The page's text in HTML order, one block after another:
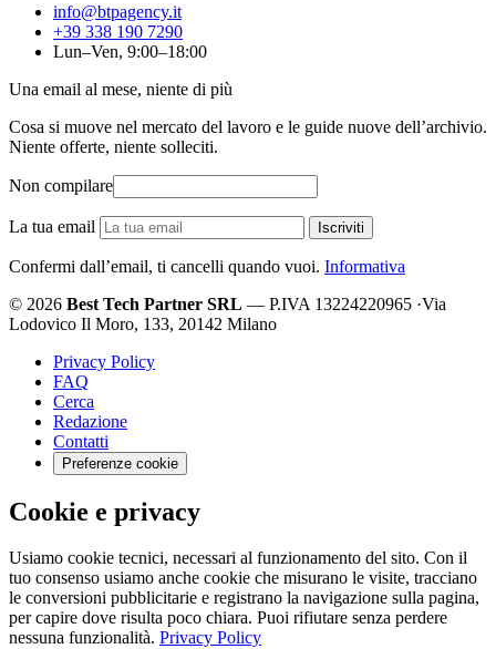
info@btpagency.it
+39 338 190 7290
Lun–Ven, 9:00–18:00
Una email al mese, niente di più
Cosa si muove nel mercato del lavoro e le guide nuove dell’archivio.
Niente offerte, niente solleciti.
Non compilare
La tua email Iscriviti
Confermi dall’email, ti cancelli quando vuoi. Informativa
© 2026 Best Tech Partner SRL — P.IVA 13224220965 ·Via
Lodovico Il Moro, 133, 20142 Milano
Privacy Policy
FAQ
Cerca
Redazione
Contatti
Preferenze cookie
Cookie e privacy
Usiamo cookie tecnici, necessari al funzionamento del sito. Con il
tuo consenso usiamo anche cookie che misurano le visite, tracciano
le conversioni pubblicitarie e registrano la navigazione sulla pagina,
per capire dove risulta poco chiara. Puoi rifiutare senza perdere
nessuna funzionalità. Privacy Policy